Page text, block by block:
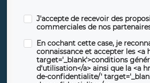
J'accepte de recevoir des
commerciales de nos
En cochant cette case, je
connaissance et accepter les <a
target='_blank'>conditions
d'utilisation</a> ainsi que la <a
de-confidentialite/'